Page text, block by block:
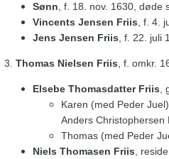
Sønn , f. 18. nov. 1630, døde
Vincents Jensen Friis , f. 4.
Jens Jensen Friis , f. 22.
3. Thomas Nielsen Friis , f. omkr.
Elsebe Thomasdatter Friis
Karen (med Peder
Anders Christophersen
Thomas (med Peder
Niels Thomasen Friis ,